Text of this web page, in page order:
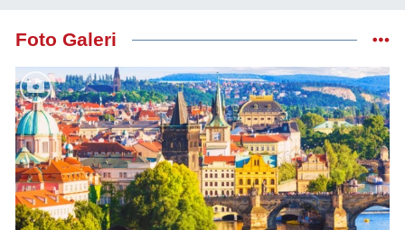
Foto Galeri